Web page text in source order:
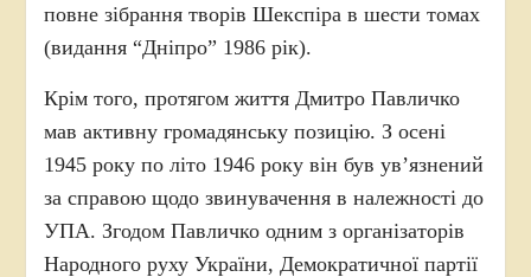
повне зібрання творів Шекспіра в шести томах
(видання “Дніпро” 1986 рік).
Крім того, протягом життя Дмитро Павличко
мав активну громадянську позицію. З осені
1945 року по літо 1946 року він був ув’язнений
за справою щодо звинувачення в належності до
УПА. Згодом Павличко одним з організаторів
Народного руху України, Демократичної партії